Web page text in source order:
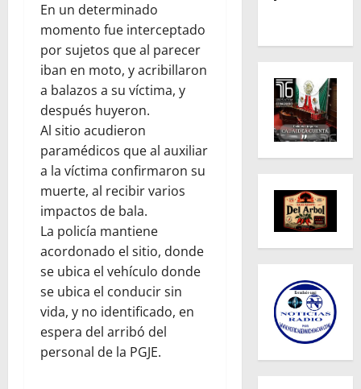
En un determinado
momento fue interceptado
por sujetos que al parecer
iban en moto, y acribillaron
a balazos a su víctima, y
después huyeron.
Al sitio acudieron
paramédicos que al auxiliar
a la víctima confirmaron su
muerte, al recibir varios
impactos de bala.
La policía mantiene
acordonado el sitio, donde
se ubica el vehículo donde
se ubica el conducir sin
vida, y no identificado, en
espera del arribó del
personal de la PGJE.